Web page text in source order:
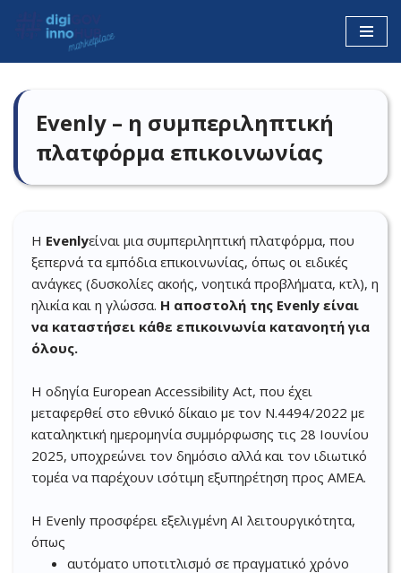
Μεταπηδήστε
περιεχόμενο
Evenly – η συμπεριληπτική
πλατφόρμα επικοινωνίας
Η Evenlyείναι μια συμπεριληπτική πλατφόρμα, που
ξεπερνά τα εμπόδια επικοινωνίας, όπως οι ειδικές
ανάγκες (δυσκολίες ακοής, νοητικά προβλήματα, κτλ), η
ηλικία και η γλώσσα. Η αποστολή της Evenly είναι
να καταστήσει κάθε επικοινωνία κατανοητή για
όλους.
Η οδηγία European Accessibility Act, που έχει
μεταφερθεί στο εθνικό δίκαιο με τον Ν.4494/2022 με
καταληκτική ημερομηνία συμμόρφωσης τις 28 Ιουνίου
2025, υποχρεώνει τον δημόσιο αλλά και τον ιδιωτικό
τομέα να παρέχουν ισότιμη εξυπηρέτηση προς ΑΜΕΑ.
Η Evenly προσφέρει εξελιγμένη AI λειτουργικότητα,
όπως
αυτόματο υποτιτλισμό σε πραγματικό χρόνο